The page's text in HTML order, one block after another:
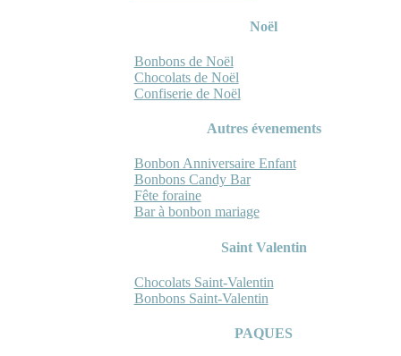
Noël
Bonbons de Noël
Chocolats de Noël
Confiserie de Noël
Autres évenements
Bonbon Anniversaire Enfant
Bonbons Candy Bar
Fête foraine
Bar à bonbon mariage
Saint Valentin
Chocolats Saint-Valentin
Bonbons Saint-Valentin
PAQUES